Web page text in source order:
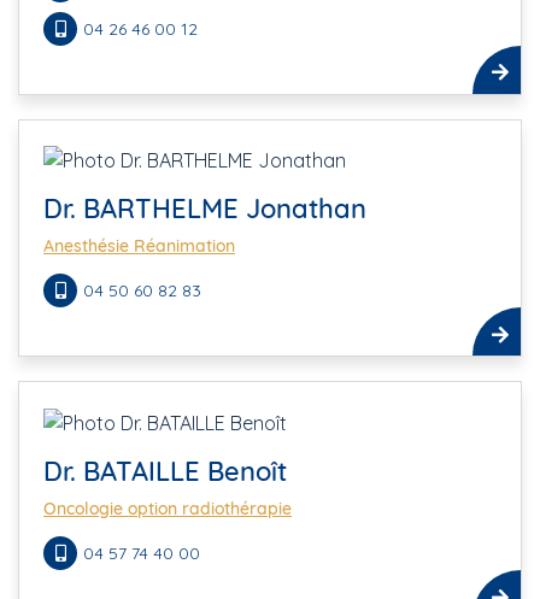
04 26 46 00 12
Dr. BARTHELME Jonathan
Anesthésie Réanimation
04 50 60 82 83
Dr. BATAILLE Benoît
Oncologie option radiothérapie
04 57 74 40 00